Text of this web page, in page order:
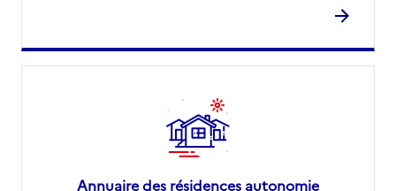
Annuaire des résidences autonomie